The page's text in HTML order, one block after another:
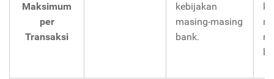
Maksimum
per
Transaksi
kebijakan
masing-masing
bank.